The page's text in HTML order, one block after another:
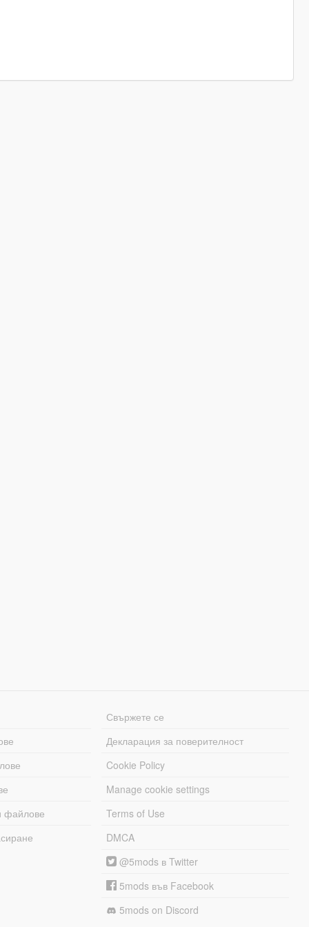
файлове
Свържете се
Декларация за поверителност
Cookie Policy
Manage cookie settings
Terms of Use
DMCA
@5mods в Twitter
5mods във Facebook
5mods on Discord